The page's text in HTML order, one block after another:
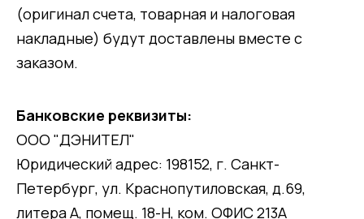
(оригинал счета, товарная и налоговая
накладные) будут доставлены вместе с
заказом.
Банковские реквизиты:
ООО "ДЭНИТЕЛ"
Юридический адрес: 198152, г. Санкт-
Петербург, ул. Краснопутиловская, д.69,
литера А, помещ. 18-Н, ком. ОФИС 213А